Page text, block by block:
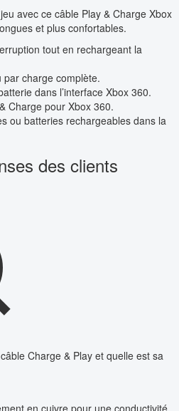
avec ce câble Play & Charge Xbox
et plus confortables.
tout en rechargeant la
par charge complète.
dans l’interface Xbox 360.
Charge pour Xbox 360.
ou batteries rechargeables dans la
des clients
Charge & Play et quelle est sa